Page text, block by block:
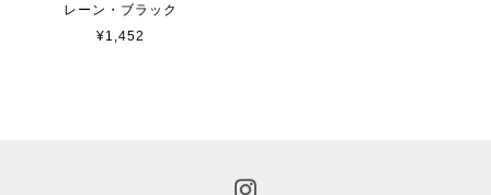
レーン・ブラック
¥1,452